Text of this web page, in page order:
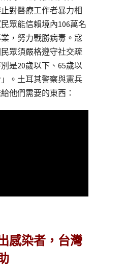
對醫療工作者暴力相
眾能信賴境內106萬名
，努力戰勝病毒。寇
眾須嚴格遵守社交疏
是20歲以下、65歲以
。土耳其警察與憲兵
他們需要的東西：
感染者，台灣